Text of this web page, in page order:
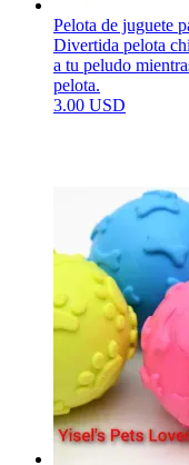
Pelota de juguete
Divertida pelota
a tu peludo
pelota.
3.00 USD